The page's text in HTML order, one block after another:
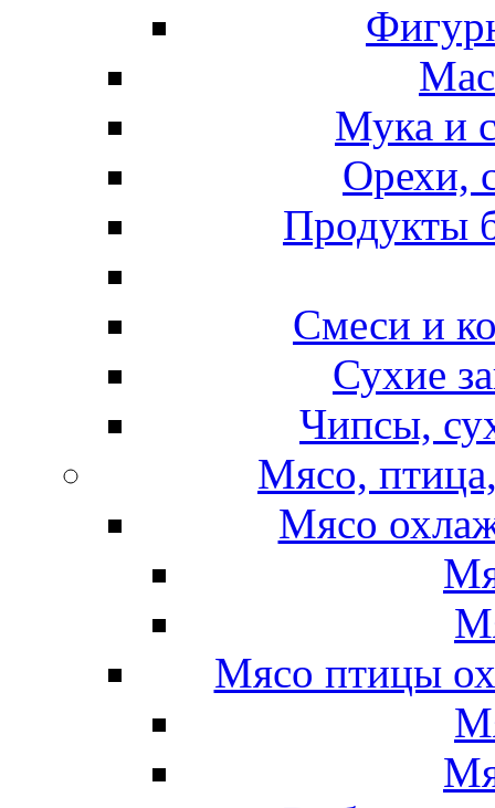
Мука и
Орехи,
Продукты
Смеси и
Сухие
Чипсы,
Мясо,
Мясо
Мясо птицы